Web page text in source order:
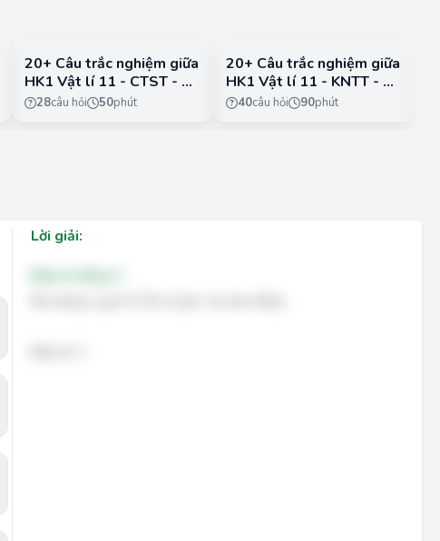
20+ Câu trắc nghiệm giữa
HK1 Vật lí 11 - CTST - Đề
328câu hỏi 50phút
20+ Câu trắc nghiệm giữa
HK1 Vật lí 11 - KNTT - Đề
4 40câu hỏi 90phút
Lời giải: